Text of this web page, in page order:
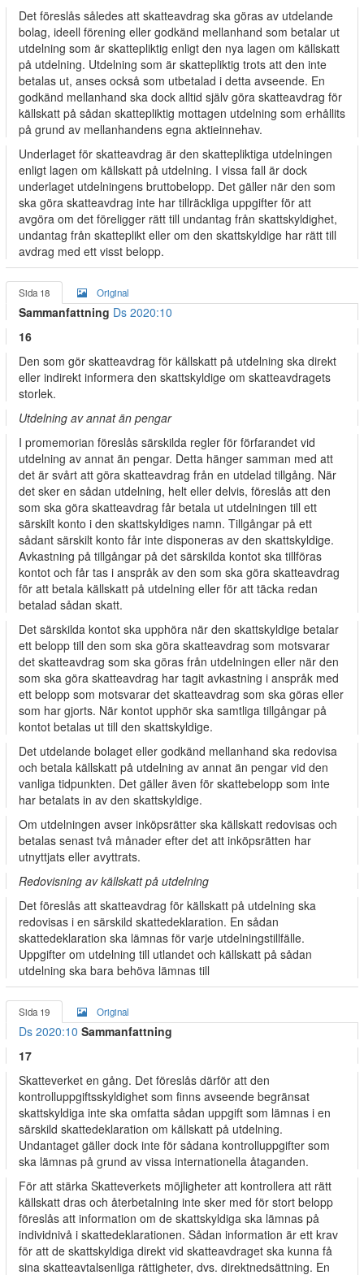
Det föreslås således att skatteavdrag ska göras av utdelande
bolag, ideell förening eller godkänd mellanhand som betalar ut
utdelning som är skattepliktig enligt den nya lagen om källskatt
på utdelning. Utdelning som är skattepliktig trots att den inte
betalas ut, anses också som utbetalad i detta avseende. En
godkänd mellanhand ska dock alltid själv göra skatteavdrag för
källskatt på sådan skattepliktig mottagen utdelning som erhållits
på grund av mellanhandens egna aktieinnehav.
Underlaget för skatteavdrag är den skattepliktiga utdelningen
enligt lagen om källskatt på utdelning. I vissa fall är dock
underlaget utdelningens bruttobelopp. Det gäller när den som
ska göra skatteavdrag inte har tillräckliga uppgifter för att
avgöra om det föreligger rätt till undantag från skattskyldighet,
undantag från skatteplikt eller om den skattskyldige har rätt till
avdrag med ett visst belopp.
Sida 18 Original
Sammanfattning Ds 2020:10
16
Den som gör skatteavdrag för källskatt på utdelning ska direkt
eller indirekt informera den skattskyldige om skatteavdragets
storlek.
Utdelning av annat än pengar
I promemorian föreslås särskilda regler för förfarandet vid
utdelning av annat än pengar. Detta hänger samman med att
det är svårt att göra skatteavdrag från en utdelad tillgång. När
det sker en sådan utdelning, helt eller delvis, föreslås att den
som ska göra skatteavdrag får betala ut utdelningen till ett
särskilt konto i den skattskyldiges namn. Tillgångar på ett
sådant särskilt konto får inte disponeras av den skattskyldige.
Avkastning på tillgångar på det särskilda kontot ska tillföras
kontot och får tas i anspråk av den som ska göra skatteavdrag
för att betala källskatt på utdelning eller för att täcka redan
betalad sådan skatt.
Det särskilda kontot ska upphöra när den skattskyldige betalar
ett belopp till den som ska göra skatteavdrag som motsvarar
det skatteavdrag som ska göras från utdelningen eller när den
som ska göra skatteavdrag har tagit avkastning i anspråk med
ett belopp som motsvarar det skatteavdrag som ska göras eller
som har gjorts. När kontot upphör ska samtliga tillgångar på
kontot betalas ut till den skattskyldige.
Det utdelande bolaget eller godkänd mellanhand ska redovisa
och betala källskatt på utdelning av annat än pengar vid den
vanliga tidpunkten. Det gäller även för skattebelopp som inte
har betalats in av den skattskyldige.
Om utdelningen avser inköpsrätter ska källskatt redovisas och
betalas senast två månader efter det att inköpsrätten har
utnyttjats eller avyttrats.
Redovisning av källskatt på utdelning
Det föreslås att skatteavdrag för källskatt på utdelning ska
redovisas i en särskild skattedeklaration. En sådan
skattedeklaration ska lämnas för varje utdelningstillfälle.
Uppgifter om utdelning till utlandet och källskatt på sådan
utdelning ska bara behöva lämnas till
Sida 19 Original
Ds 2020:10 Sammanfattning
17
Skatteverket en gång. Det föreslås därför att den
kontrolluppgiftsskyldighet som finns avseende begränsat
skattskyldiga inte ska omfatta sådan uppgift som lämnas i en
särskild skattedeklaration om källskatt på utdelning.
Undantaget gäller dock inte för sådana kontrolluppgifter som
ska lämnas på grund av vissa internationella åtaganden.
För att stärka Skatteverkets möjligheter att kontrollera att rätt
källskatt dras och återbetalning inte sker med för stort belopp
föreslås att information om de skattskyldiga ska lämnas på
individnivå i skattedeklarationen. Sådan information är ett krav
för att de skattskyldiga direkt vid skatteavdraget ska kunna få
sina skatteavtalsenliga rättigheter, dvs. direktnedsättning. En